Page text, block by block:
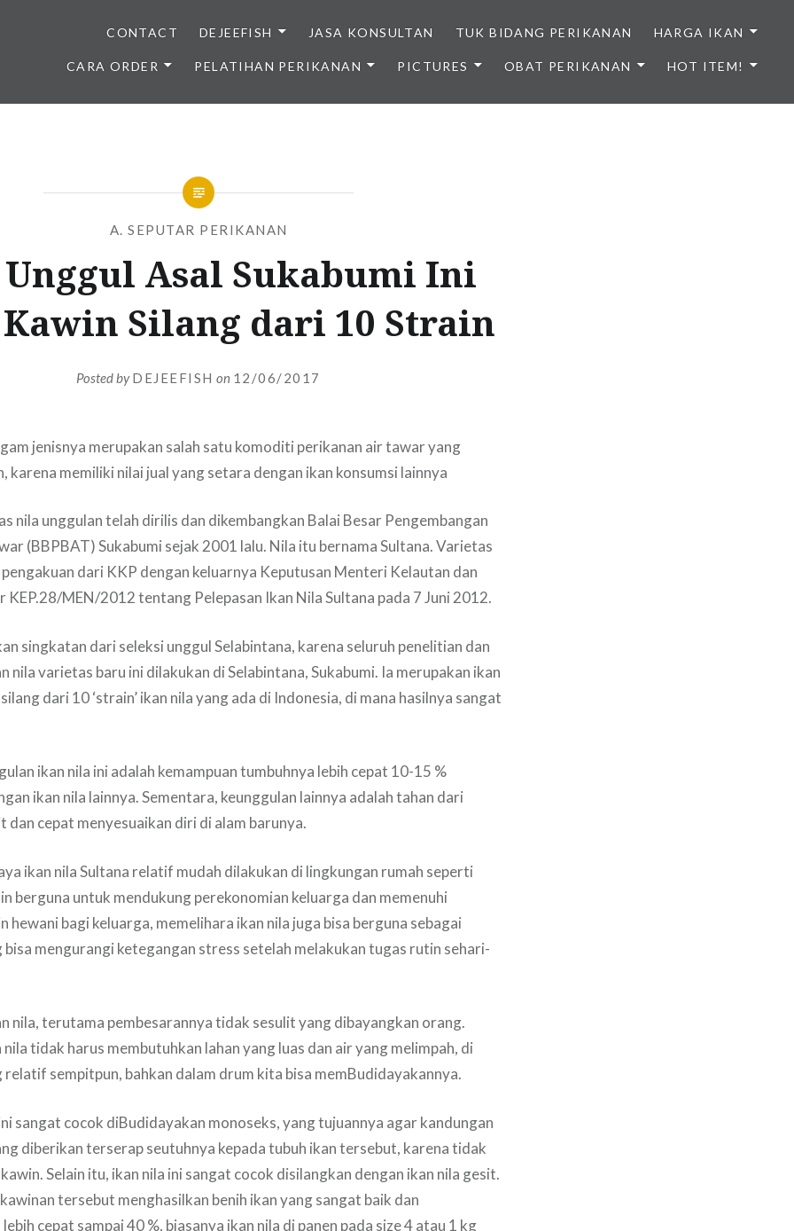
IKAN BERKUALITAS INDONESIA
CONTACT DEJEEFISH JASA KONSULTAN TUK BIDANG PERIKANAN HARGA IKAN
CARA ORDER PELATIHAN PERIKANAN PICTURES OBAT PERIKANAN HOT ITEM!
A. SEPUTAR PERIKANAN
Asal Sukabumi Ini
Silang dari 10 Strain
Posted byDEJEEFISH on 12/06/2017
jenisnya merupakan salah satu komoditi perikanan air tawar yang
karena memiliki nilai jual yang setara dengan ikan konsumsi lainnya
nila unggulan telah dirilis dan dikembangkan Balai Besar Pengembangan
(BBPBAT) Sukabumi sejak 2001 lalu. Nila itu bernama Sultana. Varietas
dari KKP dengan keluarnya Keputusan Menteri Kelautan dan
KEP.28/MEN/2012 tentang Pelepasan Ikan Nila Sultana pada 7 Juni 2012.
singkatan dari seleksi unggul Selabintana, karena seluruh penelitian dan
nila varietas baru ini dilakukan di Selabintana, Sukabumi. Ia merupakan ikan
dari 10 ‘strain’ ikan nila yang ada di Indonesia, di mana hasilnya sangat
ikan nila ini adalah kemampuan tumbuhnya lebih cepat 10-15 %
ikan nila lainnya. Sementara, keunggulan lainnya adalah tahan dari
dan cepat menyesuaikan diri di alam barunya.
ikan nila Sultana relatif mudah dilakukan di lingkungan rumah seperti
berguna untuk mendukung perekonomian keluarga dan memenuhi
hewani bagi keluarga, memelihara ikan nila juga bisa berguna sebagai
bisa mengurangi ketegangan stress setelah melakukan tugas rutin sehari-
nila, terutama pembesarannya tidak sesulit yang dibayangkan orang.
nila tidak harus membutuhkan lahan yang luas dan air yang melimpah, di
relatif sempitpun, bahkan dalam drum kita bisa memBudidayakannya.
sangat cocok diBudidayakan monoseks, yang tujuannya agar kandungan
diberikan terserap seutuhnya kepada tubuh ikan tersebut, karena tidak
Selain itu, ikan nila ini sangat cocok disilangkan dengan ikan nila gesit.
tersebut menghasilkan benih ikan yang sangat baik dan
cepat sampai 40 %, biasanya ikan nila di panen pada size 4 atau 1 kg